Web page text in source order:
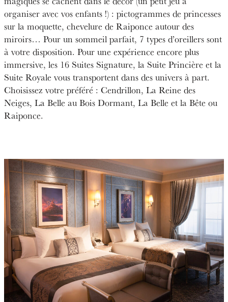
organiser avec vos enfants !) : pictogrammes de princesses
sur la moquette, chevelure de Raiponce autour des
miroirs… Pour un sommeil parfait, 7 types d’oreillers sont
à votre disposition. Pour une expérience encore plus
immersive, les 16 Suites Signature, la Suite Princière et la
Suite Royale vous transportent dans des univers à part.
Choisissez votre préféré : Cendrillon, La Reine des
Neiges, La Belle au Bois Dormant, La Belle et la Bête ou
Raiponce.
← →